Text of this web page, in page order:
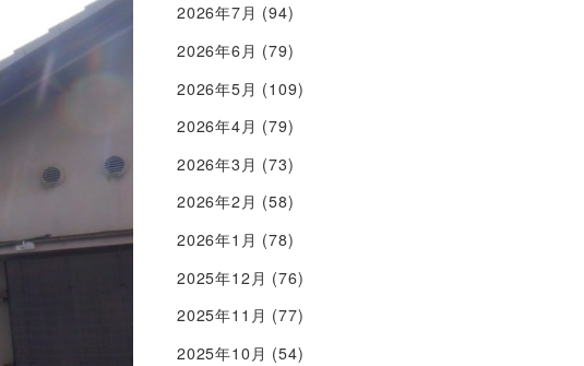
2026年7月 (94)
2026年6月 (79)
2026年5月 (109)
2026年4月 (79)
2026年3月 (73)
2026年2月 (58)
2026年1月 (78)
2025年12月 (76)
2025年11月 (77)
2025年10月 (54)